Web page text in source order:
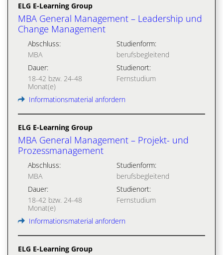
ELG E-Learning Group
MBA General Management – Leadership und
Change Management
Abschluss:
MBA
Studienform:
berufsbegleitend
Dauer:
18-42 bzw. 24-48
Monat(e)
Studienort:
Fernstudium
Informationsmaterial anfordern
ELG E-Learning Group
MBA General Management – Projekt- und
Prozessmanagement
Abschluss:
MBA
Studienform:
berufsbegleitend
Dauer:
18-42 bzw. 24-48
Monat(e)
Studienort:
Fernstudium
Informationsmaterial anfordern
ELG E-Learning Group